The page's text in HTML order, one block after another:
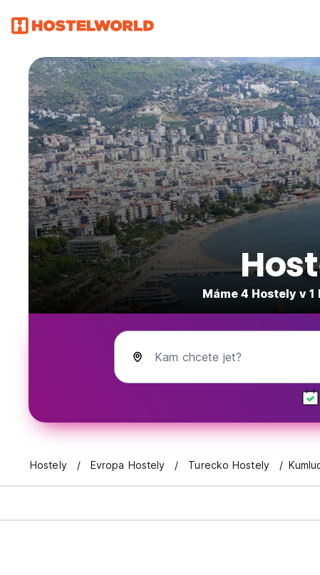
Máme 4 Hostely v
Kam chcete jet?
Hostely Evropa Hostely Turecko Hostely